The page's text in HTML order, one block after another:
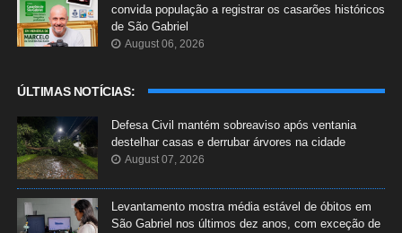
convida população a registrar os casarões históricos
de São Gabriel
August 06, 2026
ÚLTIMAS NOTÍCIAS:
Defesa Civil mantém sobreaviso após ventania
destelhar casas e derrubar árvores na cidade
August 07, 2026
Levantamento mostra média estável de óbitos em
São Gabriel nos últimos dez anos, com exceção de